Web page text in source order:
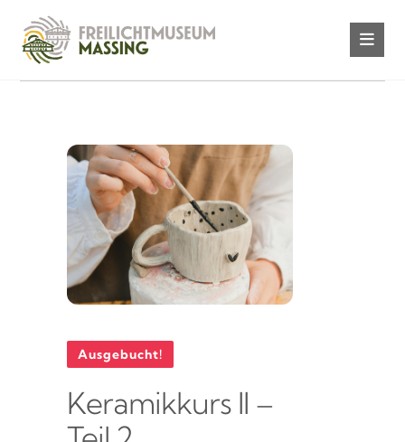
Ausgebucht!
Keramikkurs II –